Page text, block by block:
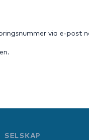
via e-post
SELSKAP